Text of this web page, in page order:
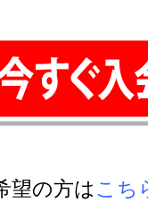
望の方はこち